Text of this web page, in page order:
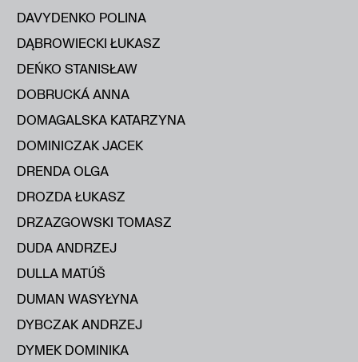
DAVYDENKO POLINA
DĄBROWIECKI ŁUKASZ
DEŃKO STANISŁAW
DOBRUCKÁ ANNA
DOMAGALSKA KATARZYNA
DOMINICZAK JACEK
DRENDA OLGA
DROZDA ŁUKASZ
DRZAZGOWSKI TOMASZ
DUDA ANDRZEJ
DULLA MATÚŠ
DUMAN WASYŁYNA
DYBCZAK ANDRZEJ
DYMEK DOMINIKA